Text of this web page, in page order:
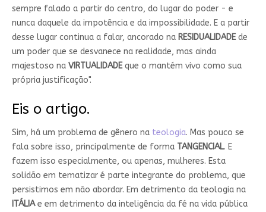
sempre falado a partir do centro, do lugar do poder - e
nunca daquele da impotência e da impossibilidade. E a partir
desse lugar continua a falar, ancorado na RESIDUALIDADEde
um poder que se desvanece na realidade, mas ainda
majestoso na VIRTUALIDADEque o mantém vivo como sua
própria justificação".
Eis o artigo.
Sim, há um problema de gênero na teologia. Mas pouco se
fala sobre isso, principalmente de forma TANGENCIAL. E
fazem isso especialmente, ou apenas, mulheres. Esta
solidão em tematizar é parte integrante do problema, que
persistimos em não abordar. Em detrimento da teologia na
ITÁLIAe em detrimento da inteligência da fé na vida pública